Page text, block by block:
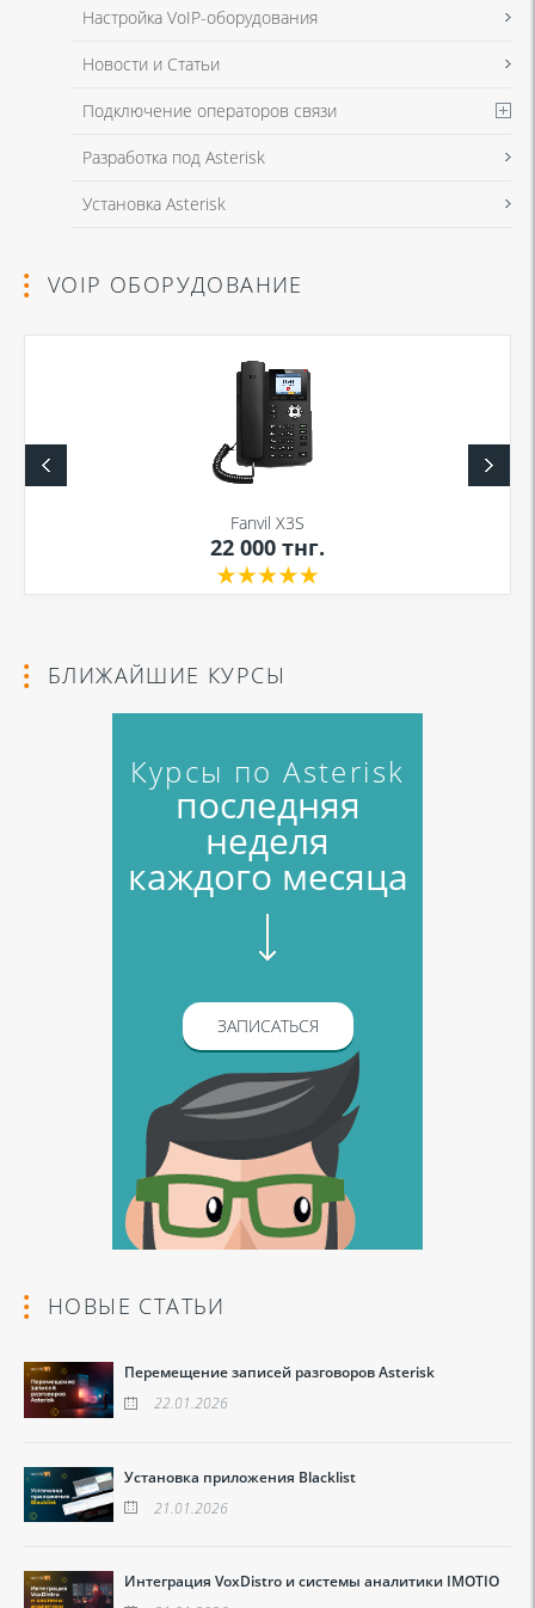
Настройка VoIP-оборудования
Новости и Статьи
Подключение операторов связи
Разработка под Asterisk
Установка Asterisk
VOIP ОБОРУДОВАНИЕ
Fanvil X3S
22 000 тнг.
БЛИЖАЙШИЕ КУРСЫ
Курсы по Asterisk
последняя
неделя
каждого месяца
ЗАПИСАТЬСЯ
НОВЫЕ СТАТЬИ
Перемещение записей разговоров Asterisk
22.01.2026
Установка приложения Blacklist
21.01.2026
Интеграция VoxDistro и системы аналитики IMOTIO